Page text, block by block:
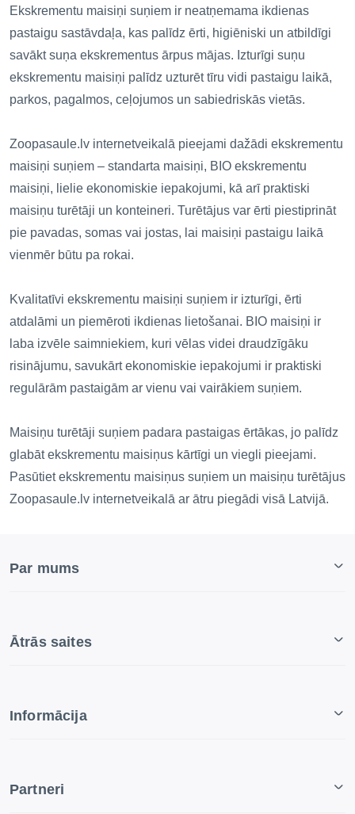
Ekskrementu maisiņi suņiem ir neatņemama ikdienas
pastaigu sastāvdaļa, kas palīdz ērti, higiēniski un atbildīgi
savākt suņa ekskrementus ārpus mājas. Izturīgi suņu
ekskrementu maisiņi palīdz uzturēt tīru vidi pastaigu laikā,
parkos, pagalmos, ceļojumos un sabiedriskās vietās.
Zoopasaule.lv internetveikalā pieejami dažādi ekskrementu
maisiņi suņiem – standarta maisiņi, BIO ekskrementu
maisiņi, lielie ekonomiskie iepakojumi, kā arī praktiski
maisiņu turētāji un konteineri. Turētājus var ērti piestiprināt
pie pavadas, somas vai jostas, lai maisiņi pastaigu laikā
vienmēr būtu pa rokai.
Kvalitatīvi ekskrementu maisiņi suņiem ir izturīgi, ērti
atdalāmi un piemēroti ikdienas lietošanai. BIO maisiņi ir
laba izvēle saimniekiem, kuri vēlas videi draudzīgāku
risinājumu, savukārt ekonomiskie iepakojumi ir praktiski
regulārām pastaigām ar vienu vai vairākiem suņiem.
Maisiņu turētāji suņiem padara pastaigas ērtākas, jo palīdz
glabāt ekskrementu maisiņus kārtīgi un viegli pieejami.
Pasūtiet ekskrementu maisiņus suņiem un maisiņu turētājus
Zoopasaule.lv internetveikalā ar ātru piegādi visā Latvijā.
Par mums
Ātrās saites
Informācija
Partneri